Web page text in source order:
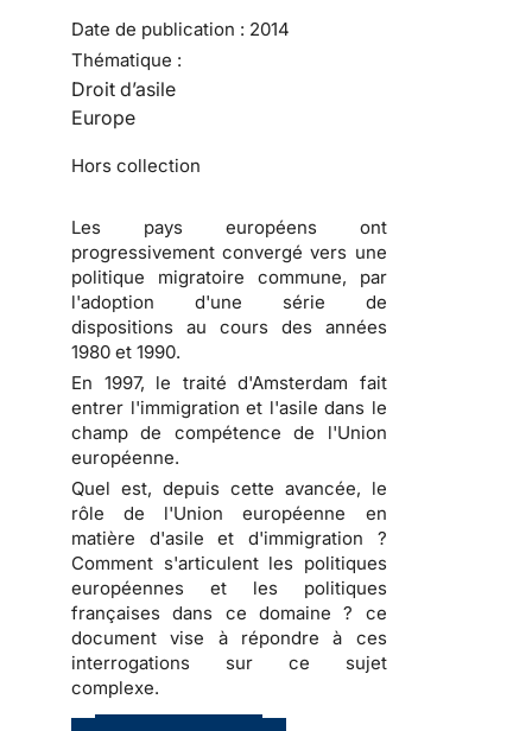
Date de publication : 2014
Thématique :
Droit d’asile
Europe
Hors collection
Les pays européens ont
progressivement convergé vers une
politique migratoire commune, par
l'adoption d'une série de
dispositions au cours des années
1980 et 1990.
En 1997, le traité d'Amsterdam fait
entrer l'immigration et l'asile dans le
champ de compétence de l'Union
européenne.
Quel est, depuis cette avancée, le
rôle de l'Union européenne en
matière d'asile et d'immigration ?
Comment s'articulent les politiques
européennes et les politiques
françaises dans ce domaine ? ce
document vise à répondre à ces
interrogations sur ce sujet
complexe.